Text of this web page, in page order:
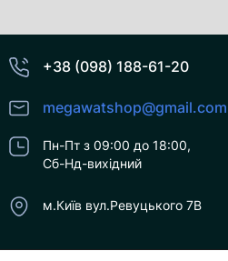
+38 (098) 188-61-20
megawatshop@gmail.com
Пн-Пт з 09:00 до 18:00,
Сб-Нд-вихідний
м.Київ вул.Ревуцького 7В